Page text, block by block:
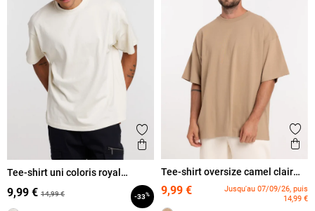
Ajouter aux favoris
Aperçu rapide
Tee-shirt uni coloris royal
9,99 € 14,99 € -33%
Tee-shirt oversize camel clair
9,99 €
Jusqu'au 07/09/26, puis
14,99 €